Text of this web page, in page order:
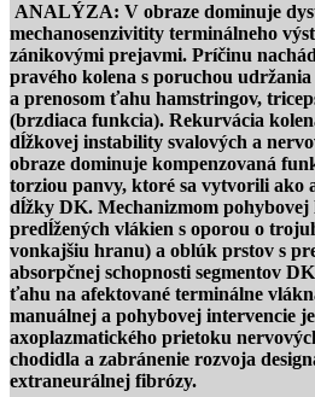
ANALÝZA: V obraze dominuje
mechanosenzivitity terminálneho
zánikovými prejavmi. Príčinu
pravého kolena s poruchou
a prenosom ťahu hamstringov,
(brzdiaca funkcia). Rekurvácia
dĺžkovej instability svalových a
obraze dominuje kompenzovaná
torziou panvy, ktoré sa vytvorili ako
dĺžky DK. Mechanizmom pohybovej
predĺžených vlákien s oporou o
vonkajšiu hranu) a oblúk prstov s
absorpčnej schopnosti segmentov
ťahu na afektované terminálne
manuálnej a pohybovej intervencie je
axoplazmatického prietoku
chodidla a zabránenie rozvoja
extraneurálnej fibrózy.